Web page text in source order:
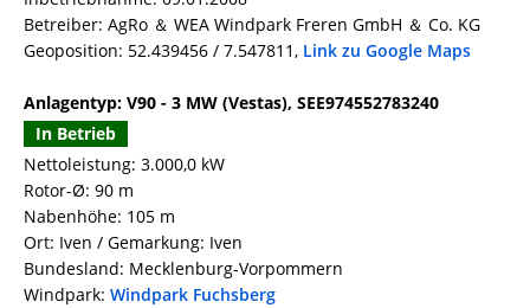
Betreiber: AgRo ＆ WEA Windpark Freren GmbH ＆ Co. KG
Geoposition: 52.439456 / 7.547811, Link zu Google Maps
Anlagentyp: V90 - 3 MW (Vestas), SEE974552783240
In Betrieb
Nettoleistung: 3.000,0 kW
Rotor-Ø: 90 m
Nabenhöhe: 105 m
Ort: Iven / Gemarkung: Iven
Bundesland: Mecklenburg-Vorpommern
Windpark: Windpark Fuchsberg